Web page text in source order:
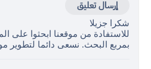
إرسال تعليق
شكرا جزيلا
للاستفادة من موقعنا ابحثوا على
بمربع البحث. نسعى دائما لتطوير